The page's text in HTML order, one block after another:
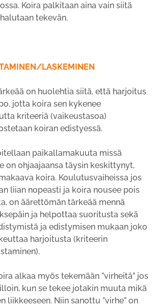
Koira palkitaan aina vain siitä
tekevän.
LASKEMINEN
on huolehtia siitä, että harjoitus
jotta koira sen kykenee
kriteeriä (vaikeustasoa)
koiran edistyessä.
paikallamakuuta missä
on ohjaajaansa täysin keskittynyt,
koira. Koulutusvaiheissa jos
liian nopeasti ja koira nousee pois
on äärettömän tärkeää mennä
ja helpottaa suoritusta sekä
ja edistymisen mukaan joko
harjoitusta (kriteerin
alkaa myös tekemään ”virheitä” jos
kun se tekee jotakin muuta mikä
liikkeeseen. Niin sanottu ”virhe” on